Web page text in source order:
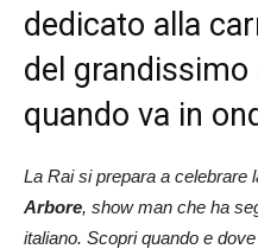
dedicato alla
del
quando va in
La Rai si prepara a celebrare
Arbore, show man che ha
italiano. Scopri quando e